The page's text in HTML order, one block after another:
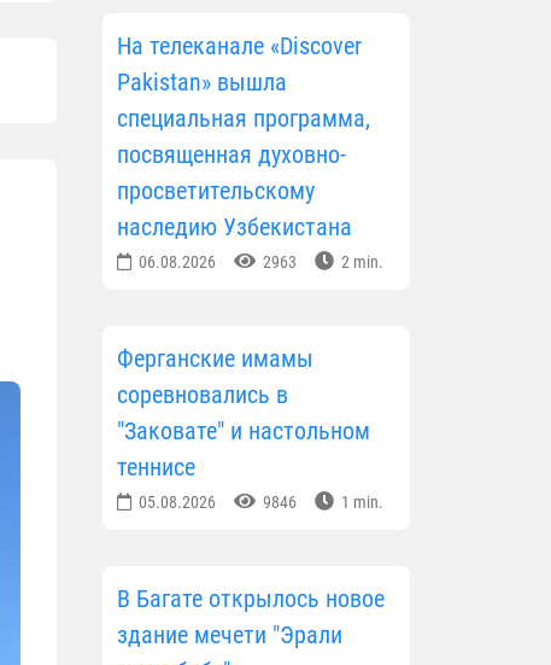
На телеканале «Discover
Pakistan» вышла
специальная программа,
посвященная духовно-
просветительскому
наследию Узбекистана
06.08.2026 2963 2 min.
Ферганские имамы
соревновались в
"Заковате" и настольном
теннисе
05.08.2026 9846 1 min.
В Багате открылось новое
здание мечети "Эрали